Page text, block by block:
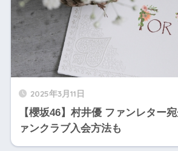
2025年3月11日
【櫻坂46】村井優 ファンレター
ァンクラブ入会方法も